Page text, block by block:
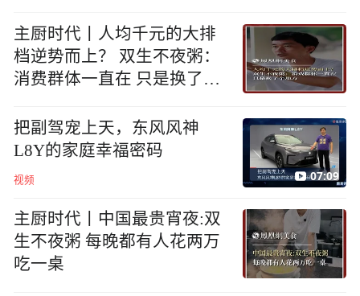
主厨时代丨人均千元的大排
档逆势而上？ 双生不夜粥：
消费群体一直在 只是换了个
把副驾宠上天，东风风神
L8Y的家庭幸福密码
视频 07:09
主厨时代丨中国最贵宵夜:双
生不夜粥 每晚都有人花两万
吃一桌